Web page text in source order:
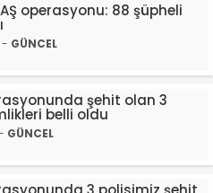
operasyonu: 88 şüpheli
- GÜNCEL
şehit olan 3
belli oldu
GÜNCEL